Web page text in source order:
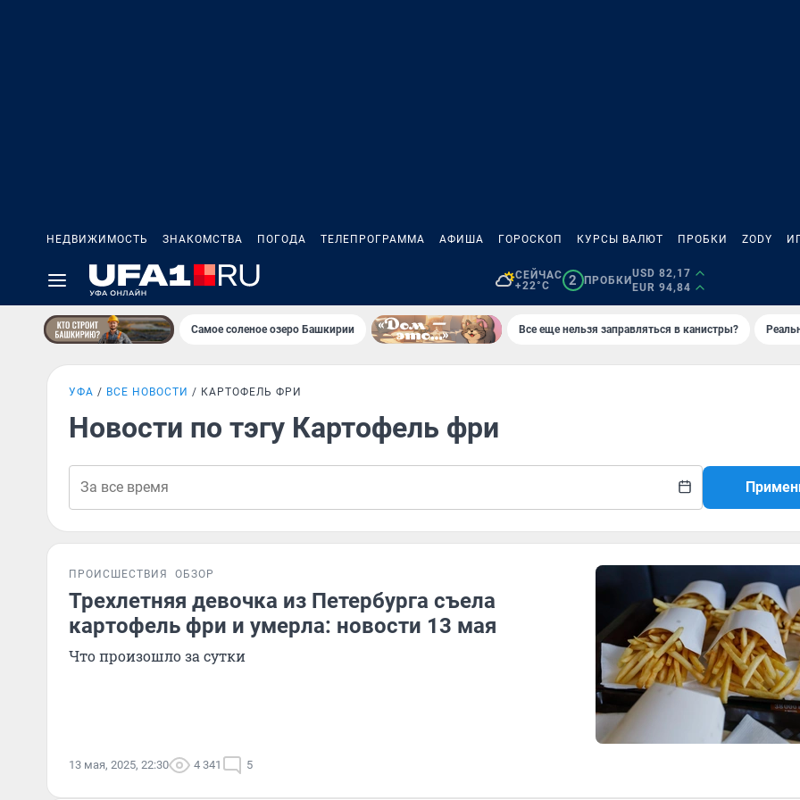
НЕДВИЖИМОСТЬ ЗНАКОМСТВА ПОГОДА ТЕЛЕПРОГРАММА АФИША ГОРОСКОП КУРСЫ ВАЛЮТ ПРОБКИ ZODY
СЕЙЧАС
+22°C
2 ПРОБКИ
USD 82,17
EUR 94,84
Самое соленое озеро Башкирии Все еще нельзя заправляться в канистры?
УФА ВСЕ НОВОСТИ КАРТОФЕЛЬ ФРИ
Новости по тэгу Картофель фри
ПРОИСШЕСТВИЯ ОБЗОР
Трехлетняя девочка из Петербурга съела
картофель фри и умерла: новости 13 мая
Что произошло за сутки
13 мая, 2025, 22:30 4 341 5